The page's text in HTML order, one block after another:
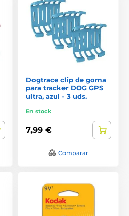
Dogtrace clip de goma
para tracker DOG GPS
ultra, azul - 3 uds.
En stock
7,99 €
Comparar